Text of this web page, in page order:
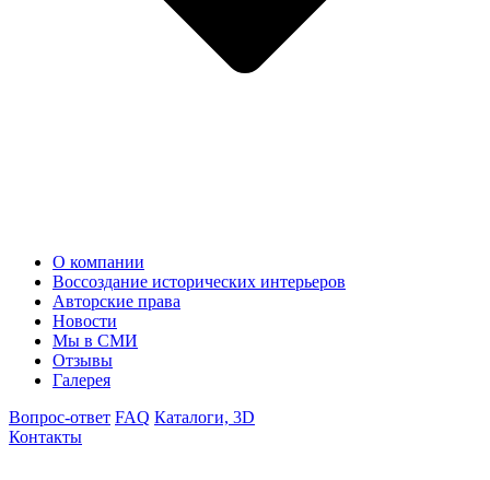
О компании
Воссоздание исторических интерьеров
Авторские права
Новости
Мы в СМИ
Отзывы
Галерея
Вопрос-ответ FAQ Каталоги, 3D
Контакты